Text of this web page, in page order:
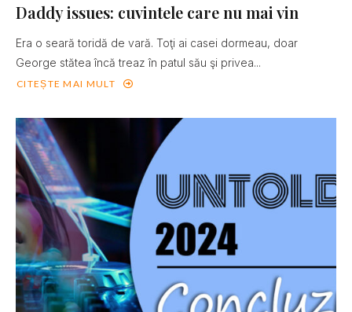
Daddy issues: cuvintele care nu mai vin
Era o seară toridă de vară. Toţi ai casei dormeau, doar
George stătea încă treaz în patul său şi privea...
CITEȘTE MAI MULT